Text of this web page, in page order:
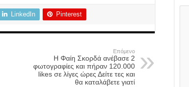
LinkedIn Pinterest
Επόμενο
H Φαίη Σκορδά ανέβασε 2
φωτογραφίες και πήραν 120.000
likes σε λίγες ώρες Δείτε τες και
θα καταλάβετε γιατί